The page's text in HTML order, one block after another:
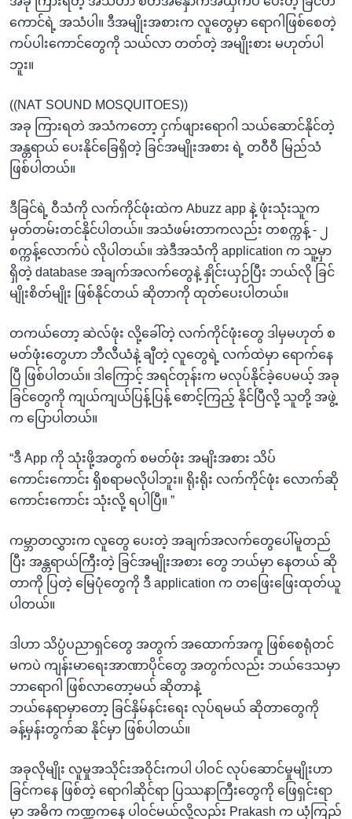
ကောင်ရဲ့ အသံပါ။ ဒီအမျိုးအစားက လူတွေမှာ ရောဂါဖြစ်စေတဲ့
ကပ်ပါးကောင်တွေကို သယ်လာ တတ်တဲ့ အမျိုးစား မဟုတ်ပါ
ဘူး။
((NAT SOUND MOSQUITOES))
အခု ကြားရတဲ အသံကတော့ ငှက်ဖျားရောဂါ သယ်ဆောင်နိုင်တဲ့
အန္တရာယ် ပေးနိုင်ခြေရှိတဲ့ ခြင်အမျိုးအစား ရဲ့ တဝီဝီ မြည်သံ
ဖြစ်ပါတယ်။
ဒီခြင်ရဲ့ ဝီသံကို လက်ကိုင်ဖုံးထဲက Abuzz app နဲ့ ဖုံးသုံးသူက
မှတ်တမ်းတင်နိုင်ပါတယ်။ အသံဖမ်းတာကလည်း တစက္ကန့် - ၂
စက္ကန့်လောက်ပဲ လိုပါတယ်။ အဲဒီအသံကို application က သူ့မှာ
ရှိတဲ့ database အချက်အလက်တွေနဲ့ နှိုင်းယှဉ်ပြီး ဘယ်လို ခြင်
မျိုးစိတ်မျိုး ဖြစ်နိုင်တယ် ဆိုတာကို ထုတ်ပေးပါတယ်။
တကယ်တော့ ဆဲလ်ဖုံး လို့ခေါ်တဲ့ လက်ကိုင်ဖုံးတွေ ဒါမှမဟုတ် စ
မတ်ဖုံးတွေဟာ ဘီလီယံနဲ့ ချီတဲ့ လူတွေရဲ့ လက်ထဲမှာ ရောက်နေ
ပြီ ဖြစ်ပါတယ်။ ဒါကြောင့် အရင်တုန်းက မလုပ်နိုင်ခဲ့ပေမယ့် အခု
ခြင်တွေကို ကျယ်ကျယ်ပြန့်ပြန့် စောင့်ကြည့် နိုင်ပြီလို့ သူတို့ အဖွဲ့
က ပြောပါတယ်။
“ဒီ App ကို သုံးဖို့အတွက် စမတ်ဖုံး အမျိးအစား သိပ်
ကောင်းကောင်း ရှိစရာမလိုပါဘူး။ ရိုးရိုး လက်ကိုင်ဖုံး လောက်ဆို
ကောင်းကောင်း သုံးလို့ ရပါပြီ။ ”
ကမ္ဘာတလွှားက လူတွေ ပေးတဲ့ အချက်အလက်တွေပေါ်မူတည်
ပြီး အန္တရာယ်ကြီးတဲ့ ခြင်အမျိုးအစား တွေ ဘယ်မှာ နေတယ် ဆို
တာကို ပြတဲ့ မြေပုံတွေကို ဒီ application က တဖြေးဖြေးထုတ်ယူ
ပါတယ်။
ဒါဟာ သိပ္ပံပညာရှင်တွေ အတွက် အထောက်အကူ ဖြစ်စေရုံတင်
မကပဲ ကျန်းမာရေးအာဏာပိုင်တွေ အတွက်လည်း ဘယ်ဒေသမှာ
ဘာရောဂါ ဖြစ်လာတော့မယ် ဆိုတာနဲ့
ဘယ်နေရာမှာတော့ ခြင်နှိမ်နင်းရေး လုပ်ရမယ် ဆိုတာတွေကို
ခန့်မှန်းတွက်ဆ နိုင်မှာ ဖြစ်ပါတယ်။
အခုလိုမျိုး လူမှုအသိုင်းအဝိုင်းကပါ ပါဝင် လုပ်ဆောင်မှုမျိုးဟာ
ခြင်ကနေ ဖြစ်တဲ့ ရောဂါဆိုင်ရာ ပြဿနာကြီးတွေကို ဖြေရှင်းရာ
မှာ အဓိက ကဏ္ဍကနေ ပါဝင်မယ်လို့လည်း Prakash က ယုံကြည်